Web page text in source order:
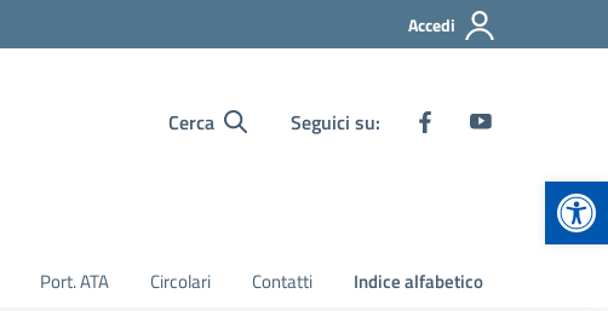
Accedi
Cerca Seguici su:
Port. ATA Circolari Contatti Indice alfabetico